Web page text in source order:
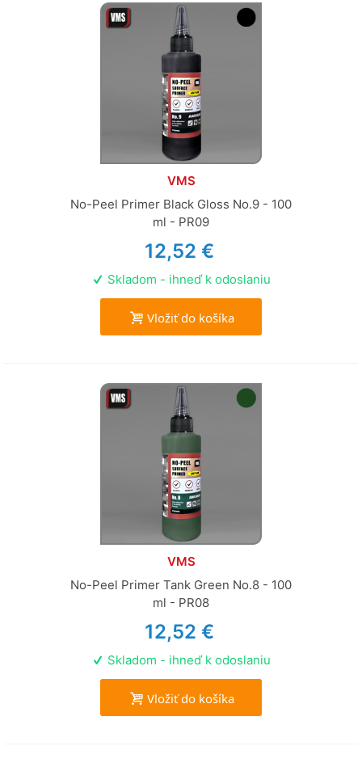
VMS
No-Peel Primer Black Gloss No.9 - 100
ml - PR09
12,52 €
Skladom - ihneď k odoslaniu
Vložiť do košíka
VMS
No-Peel Primer Tank Green No.8 - 100
ml - PR08
12,52 €
Skladom - ihneď k odoslaniu
Vložiť do košíka